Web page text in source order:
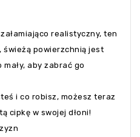
realistyczny, ten
świeżą powierzchnią jest
aby zabrać go
i co robisz, możesz teraz
cipkę w swojej dłoni!